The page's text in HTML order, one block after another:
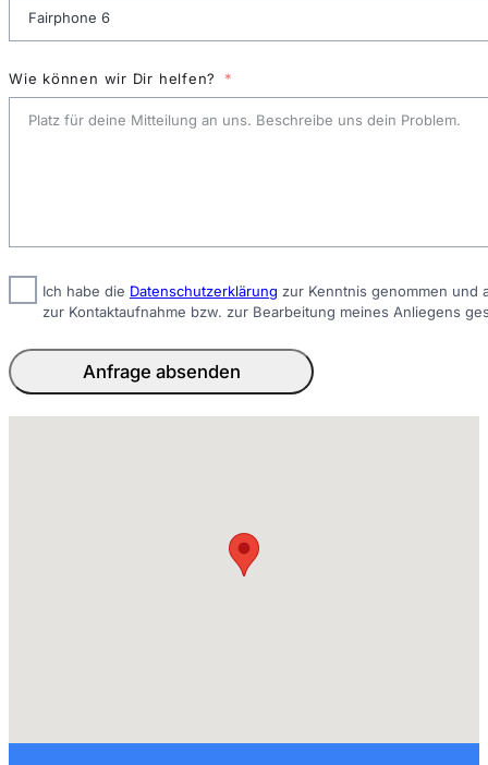
Wie können wir Dir helfen?
Ich habe die Datenschutzerklärung zur Kenntnis genommen und
zur Kontaktaufnahme bzw. zur Bearbeitung meines Anliegens
Anfrage absenden